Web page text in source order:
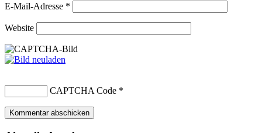
E-Mail-Adresse *
Website
CAPTCHA Code *